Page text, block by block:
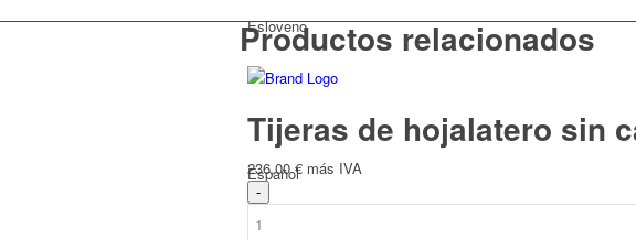
Esloveno
Español
Productos relacionados
Tijeras de hojalatero sin
236,00€ más IVA